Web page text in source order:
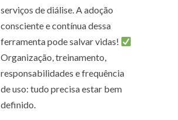
serviços de diálise. A adoção
consciente e contínua dessa
ferramenta pode salvar vidas!
Organização, treinamento,
responsabilidades e frequência
de uso: tudo precisa estar bem
definido.